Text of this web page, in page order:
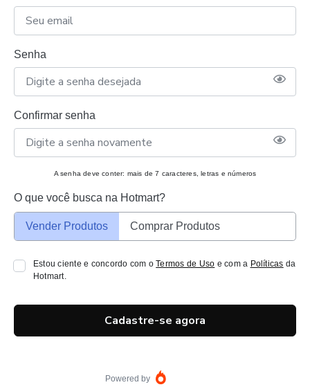
Senha
Confirmar senha
A senha deve conter: mais de 7 caracteres, letras e números
O que você busca na Hotmart?
Vender Produtos Comprar Produtos
Estou ciente e concordo com oTermos de Uso e com a Políticas da
Hotmart.
Cadastre-se agora
Powered by